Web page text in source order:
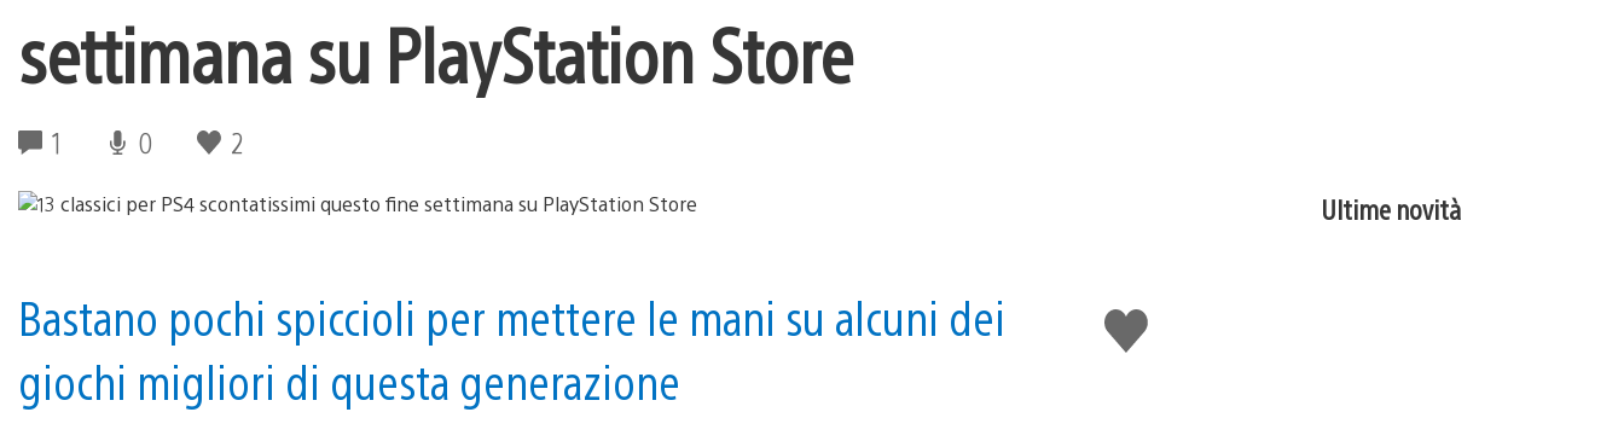
settimana su PlayStation Store
1 0 2
Mi
piace
Bastano pochi spiccioli per mettere le mani su alcuni dei
giochi migliori di questa generazione
Ultime novità